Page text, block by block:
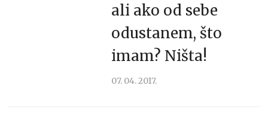
ali ako od sebe
odustanem, što
imam? Ništa!
07. 04. 2017.